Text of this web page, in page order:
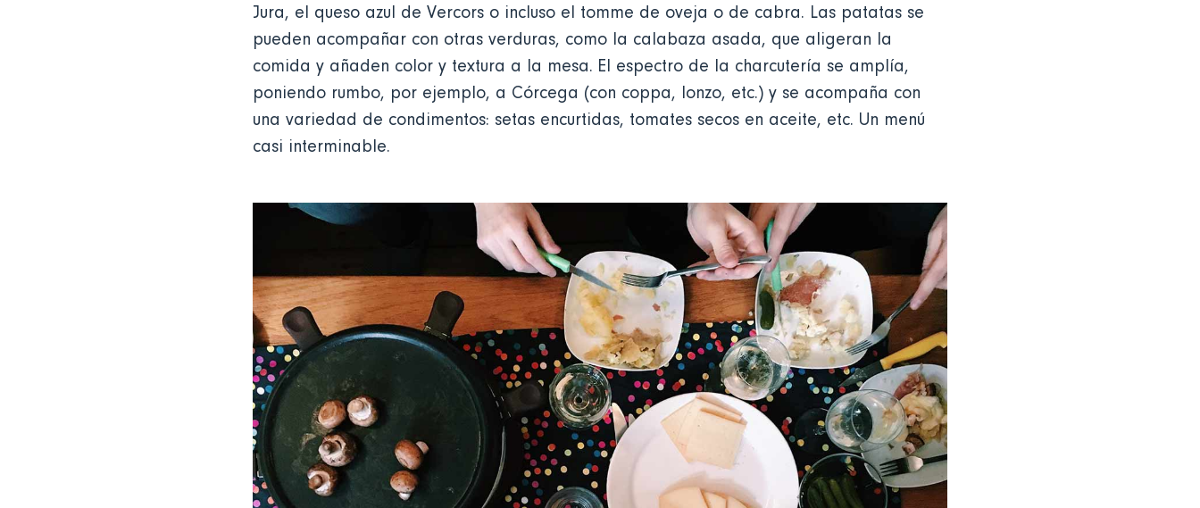
Jura, el queso azul de Vercors o incluso el tomme de oveja o de cabra. Las patatas se
pueden acompañar con otras verduras, como la calabaza asada, que aligeran la
comida y añaden color y textura a la mesa. El espectro de la charcutería se amplía,
poniendo rumbo, por ejemplo, a Córcega (con coppa, lonzo, etc.) y se acompaña con
una variedad de condimentos: setas encurtidas, tomates secos en aceite, etc. Un menú
casi interminable.